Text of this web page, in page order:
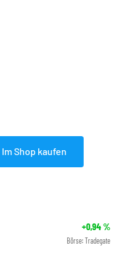
Im Shop kaufen
+0,94%
Börse: Tradegate